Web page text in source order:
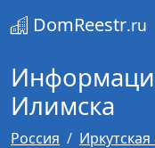
DomReestr.ru
Илимска
Россия